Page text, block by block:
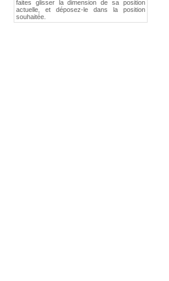
faites glisser la dimension de sa position
actuelle, et déposez-le dans la position
souhaitée.